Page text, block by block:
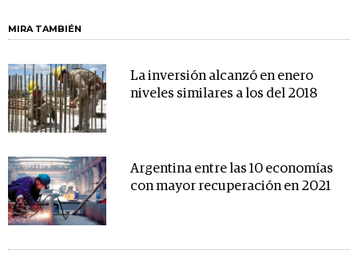
MIRA TAMBIÉN
La inversión alcanzó en enero
niveles similares a los del 2018
Argentina entre las 10 economías
con mayor recuperación en 2021